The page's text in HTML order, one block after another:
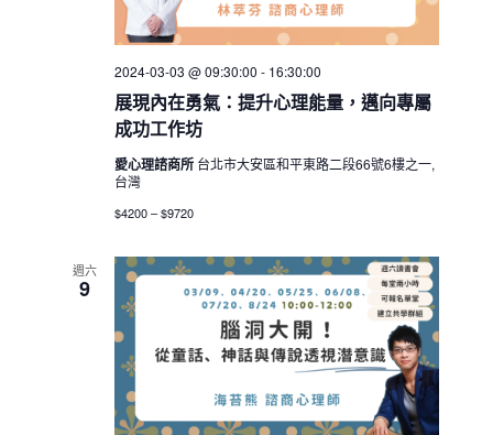
展現內在勇氣：提升心理能量，邁向專屬
成功工作坊
2024-03-03 @ 09:30:00 - 16:30:00
愛心理諮商所 台北市大安區和平東路二段66號6樓之一,
台灣
$4200 – $9720
週六
9